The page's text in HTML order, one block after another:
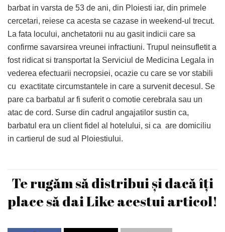
barbat in varsta de 53 de ani, din Ploiesti iar, din primele
cercetari, reiese ca acesta se cazase in weekend-ul trecut.
La fata locului, anchetatorii nu au gasit indicii care sa
confirme savarsirea vreunei infractiuni. Trupul neinsufletit a
fost ridicat si transportat la Serviciul de Medicina Legala in
vederea efectuarii necropsiei, ocazie cu care se vor stabili
cu exactitate circumstantele in care a survenit decesul. Se
pare ca barbatul ar fi suferit o comotie cerebrala sau un
atac de cord. Surse din cadrul angajatilor sustin ca,
barbatul era un client fidel al hotelului, si ca are domiciliu
in cartierul de sud al Ploiestiului.
Te rugăm să distribui și dacă îți
place să dai Like acestui articol!